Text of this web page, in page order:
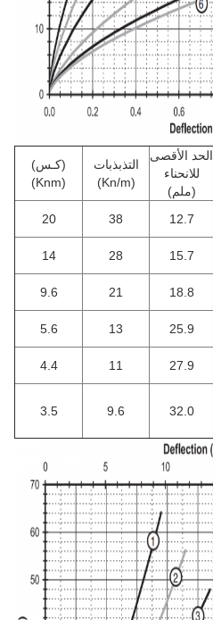
الحد الأقصى
للانحناء
(ملم)
التذبذبات
(كـس)
12.7
38
20
15.7
28
14
18.8
21
9.6
25.9
13
5.6
27.9
11
4.4
32.0
9.6
3.5